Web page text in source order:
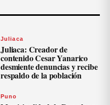
Juliaca
Juliaca: Creador de
contenido Cesar Yanarico
desmiente denuncias y recibe
respaldo de la población
Puno